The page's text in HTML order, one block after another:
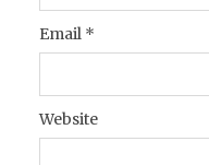
Email *
Website